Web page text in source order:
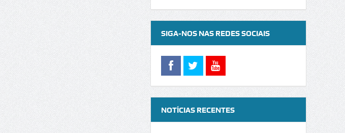
SIGA-NOS NAS REDES SOCIAIS
NOTÍCIAS RECENTES